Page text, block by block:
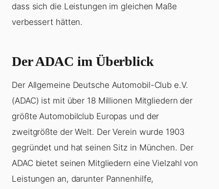
dass sich die Leistungen im gleichen Maße
verbessert hätten.
Der ADAC im Überblick
Der Allgemeine Deutsche Automobil-Club e.V.
(ADAC) ist mit über 18 Millionen Mitgliedern der
größte Automobilclub Europas und der
zweitgrößte der Welt. Der Verein wurde 1903
gegründet und hat seinen Sitz in München. Der
ADAC bietet seinen Mitgliedern eine Vielzahl von
Leistungen an, darunter Pannenhilfe,